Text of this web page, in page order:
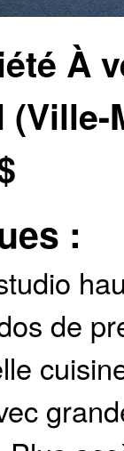
À
(Ville-
:
de